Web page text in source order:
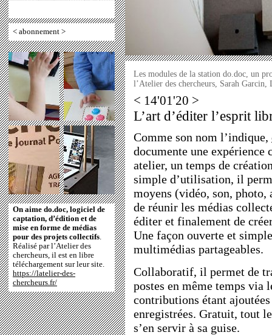
< abonnement >
On aime do.doc, logiciel de
captation, d’édition et de
mise en forme de médias
pour des projets collectifs.
Réalisé par l’Atelier des
chercheurs, il est en libre
téléchargement sur leur site.
https://latelier-des-
chercheurs.fr/
Les modules de la station do.doc, un
l’Atelier des chercheurs, Sarah
< 14'01'20 >
L’art d’éditer l’esprit
Comme son nom l’indique,
documente une
atelier, un temps de
simple d’utilisation, il
moyens (vidéo, son,
de réunir les médias
éditer et finalement de
Une façon ouverte et
multimédias partageables.
Collaboratif, il permet de
postes en même temps
contributions étant
enregistrées. Gratuit, tout
s’en servir à sa guise.